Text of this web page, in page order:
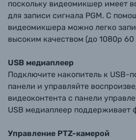
поскольку видеомикшер имеет
для записи сигнала PGM. С
видеомикшера можно легко
высоким качеством (до 1080p 60
USB медиаплеер
Подключите накопитель к USB-
панели и управляйте
видеоконтента с панели
USB медиаплеер поддерживает
Управление PTZ-камерой